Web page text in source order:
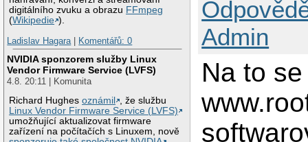
digitálního zvuku a obrazu FFmpeg
(Wikipedie ).
Ladislav Hagara| Komentářů: 0
NVIDIA sponzorem služby Linux
Vendor Firmware Service (LVFS)
4.8. 20:11 | Komunita
Richard Hughesoznámil
, že službu
Linux Vendor Firmware Service (LVFS)
umožňující aktualizovat firmware
zařízení na počítačích s Linuxem, nově
Admin
Na to